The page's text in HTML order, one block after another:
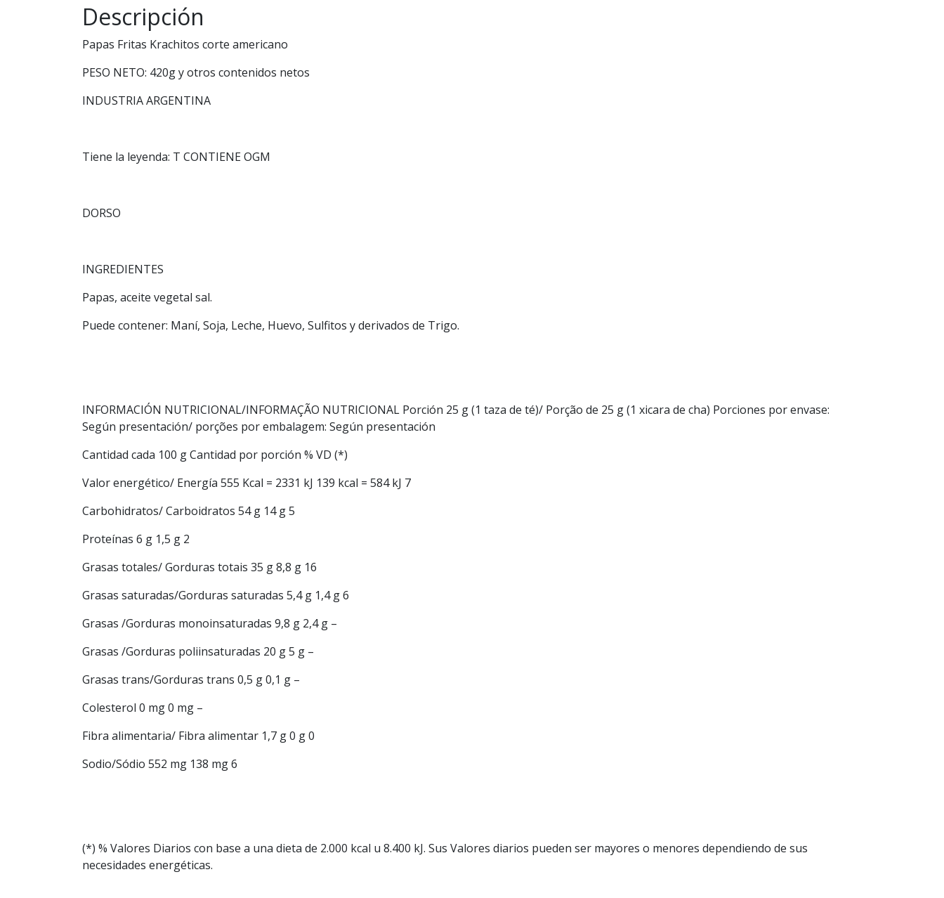
Descripción
Papas Fritas Krachitos corte americano
PESO NETO: 420g y otros contenidos netos
INDUSTRIA ARGENTINA
Tiene la leyenda: T CONTIENE OGM
DORSO
INGREDIENTES
Papas, aceite vegetal sal.
Puede contener: Maní, Soja, Leche, Huevo, Sulfitos y derivados de Trigo.
INFORMACIÓN NUTRICIONAL/INFORMAÇÃO NUTRICIONAL Porción 25 g (1 taza de té)/ Porção de 25 g (1 xicara de cha) Porciones por envase:
Según presentación/ porções por embalagem: Según presentación
Cantidad cada 100 g Cantidad por porción % VD (*)
Valor energético/ Energía 555 Kcal = 2331 kJ 139 kcal = 584 kJ 7
Carbohidratos/ Carboidratos 54 g 14 g 5
Proteínas 6 g 1,5 g 2
Grasas totales/ Gorduras totais 35 g 8,8 g 16
Grasas saturadas/Gorduras saturadas 5,4 g 1,4 g 6
Grasas /Gorduras monoinsaturadas 9,8 g 2,4 g –
Grasas /Gorduras poliinsaturadas 20 g 5 g –
Grasas trans/Gorduras trans 0,5 g 0,1 g –
Colesterol 0 mg 0 mg –
Fibra alimentaria/ Fibra alimentar 1,7 g 0 g 0
Sodio/Sódio 552 mg 138 mg 6
(*) % Valores Diarios con base a una dieta de 2.000 kcal u 8.400 kJ. Sus Valores diarios pueden ser mayores o menores dependiendo de sus
necesidades energéticas.